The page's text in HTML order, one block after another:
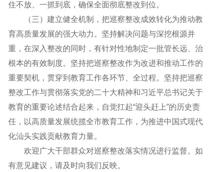
住不放、一抓到底，确保全面彻底整改到位。
（三）建立健全机制，把巡察整改成效转化为推动教
育高质量发展的强大动力。坚持解决问题与深挖根源并
重，在深入整改的同时，有针对性地制定一批管长远、治
根本的有效制度。坚持把巡察整改作为改进和推动工作的
重要契机，贯穿到教育工作各环节、全过程。坚持把巡察
整改工作与贯彻落实党的二十大精神和习近平总书记关于
教育的重要论述结合起来，自觉扛起“迎头赶上”的历史责
任，以高质量发展统揽全市教育工作，为推进中国式现代
化汕头实践贡献教育力量。
欢迎广大干部群众对巡察整改落实情况进行监督。如
有意见建议，请及时向我们反映。